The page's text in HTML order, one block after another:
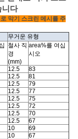
니다
막기 스크린 메시를 주
무거운 유형
철사 직
경
(mm)
area%를 여십
시오
12.5
83
12.5
81
12.5
79
12.5
77
12.5
75
12.5
72
12.5
70
12.5
67
10
69
10
67